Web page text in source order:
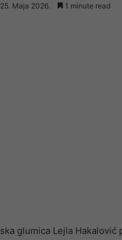
25. Maja 2026. 1 minute read
glumica Lejla Hakalović